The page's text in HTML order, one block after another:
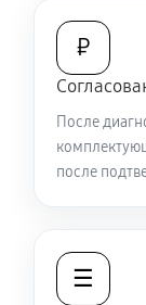
Ремонт цепей
Замена
ГБ RAM)
₽
После
после
☰